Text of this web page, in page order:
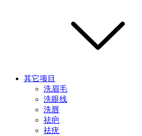
其它项目
洗眉毛
洗眼线
洗唇
祛疤
祛疣